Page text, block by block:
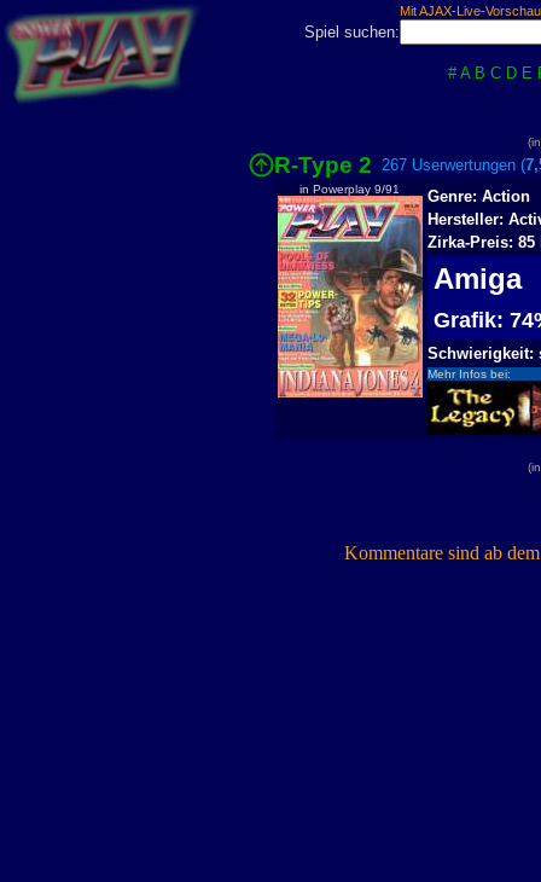
Mit AJAX-Live-
Spiel suchen:
# A B C D E
R-Type 2 267 Userwertungen (
in Powerplay 9/91
Genre: Action
Hersteller:
Zirka-Preis: 85
Amiga
Grafik:
Schwierigkeit:
Mehr Infos bei:
Kommentare sind ab